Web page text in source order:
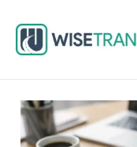
content